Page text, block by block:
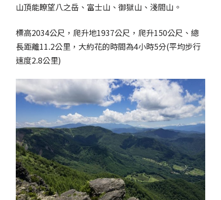
山頂能瞭望八之岳、富士山、御獄山、淺間山。
標高2034公尺，爬升地1937公尺，爬升150公尺、總
長距離11.2公里，大約花的時間為4小時5分(平均步行
速度2.8公里)